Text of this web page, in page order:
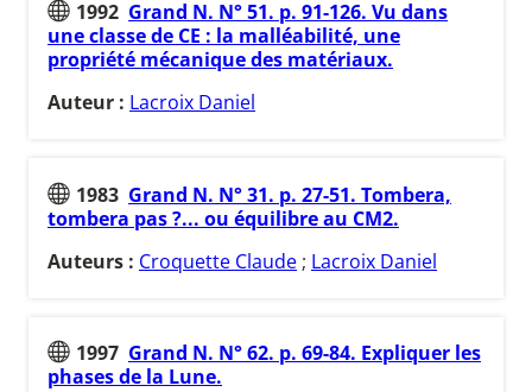
1992 Grand N. N° 51. p. 91-126. Vu dans
une classe de CE : la malléabilité, une
propriété mécanique des matériaux.
Auteur : Lacroix Daniel
1983 Grand N. N° 31. p. 27-51. Tombera,
tombera pas ?... ou équilibre au CM2.
Auteurs : Croquette Claude ; Lacroix Daniel
1997 Grand N. N° 62. p. 69-84. Expliquer les
phases de la Lune.